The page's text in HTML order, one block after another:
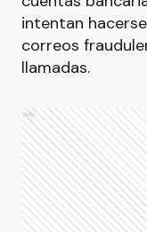
intentan
correos
llamadas.
Ads